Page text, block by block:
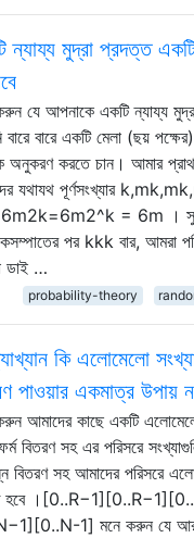
ন্যায্য মুদ্রা প্রদত্ত
যে আপনাকে একটি ন্যায্য
বারে একটি মেলা (ছয় পক্ষের)
অনুকরণ করতে চান। আমার
যথাযথ পূর্ণসংখ্যার
= 6m ।
পর kkk বার, আমরা
ডাই …
probability-theory
কি এলোমেলো
পাওয়ার একমাত্র উপায়
আমাদের কাছে একটি
বিতরণ সহ এর পরিসরে
বিতরণ সহ আমাদের পরিসরে
হবে
1] মনে করুন যে আর